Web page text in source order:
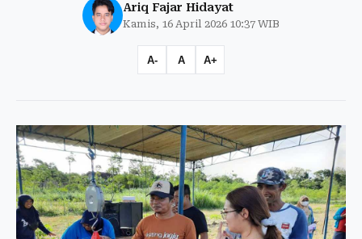
Ariq Fajar Hidayat
Kamis, 16 April 2026 10:37 WIB
A- A A+